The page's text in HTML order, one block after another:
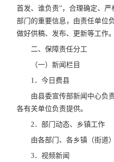
首发、谁负责”，合理确定、
部门的重要信息，由责任单位
做好供稿、发布、更新等工作。
二、保障责任分工
（一）新闻栏目
1．今日费县
由县委宣传部新闻中心负
各有关单位负责提供。
2．部门动态、乡镇工作
由各部门、各乡镇（街道
3．视频新闻